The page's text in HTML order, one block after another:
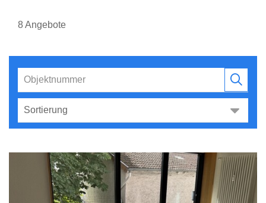
8 Angebote